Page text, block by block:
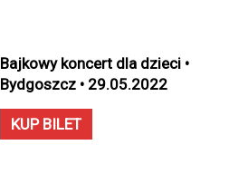
Bajkowy koncert dla dzieci •
Bydgoszcz • 29.05.2022
KUP BILET